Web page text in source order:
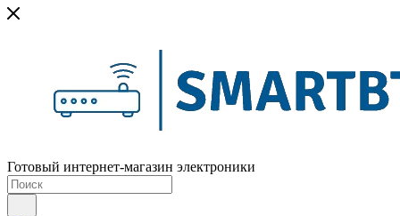
Готовый интернет-магазин электроники